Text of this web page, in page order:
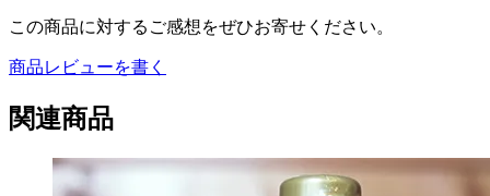
この商品に対するご感想をぜひお寄せください。
商品レビューを書く
関連商品